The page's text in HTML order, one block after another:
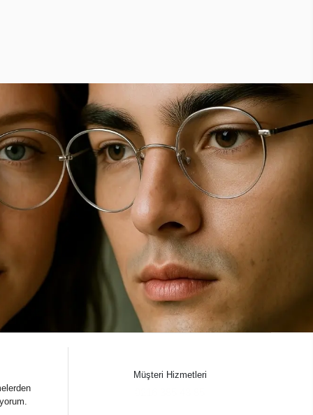
Müşteri Hizmetleri